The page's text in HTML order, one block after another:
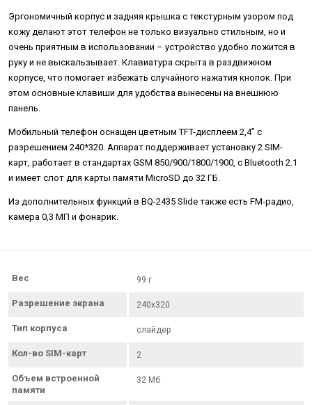
Эргономичный корпус и задняя крышка с текстурным узором под
кожу делают этот телефон не только визуально стильным, но и
очень приятным в использовании – устройство удобно ложится в
руку и не выскальзывает. Клавиатура скрыта в раздвижном
корпусе, что помогает избежать случайного нажатия кнопок. При
этом основные клавиши для удобства вынесены на внешнюю
панель.
Мобильный телефон оснащен цветным TFT-дисплеем 2,4” с
разрешением 240*320. Аппарат поддерживает установку 2 SIM-
карт, работает в стандартах GSM 850/900/1800/1900, с Bluetooth 2.1
и имеет слот для карты памяти MicroSD до 32 ГБ.
Из дополнительных функций в BQ-2435 Slide также есть FM-радио,
камера 0,3 МП и фонарик.
Вес 99 г
Разрешение экрана 240х320
Тип корпуса слайдер
Кол-во SIM-карт 2
Объем встроенной
памяти
32 Мб